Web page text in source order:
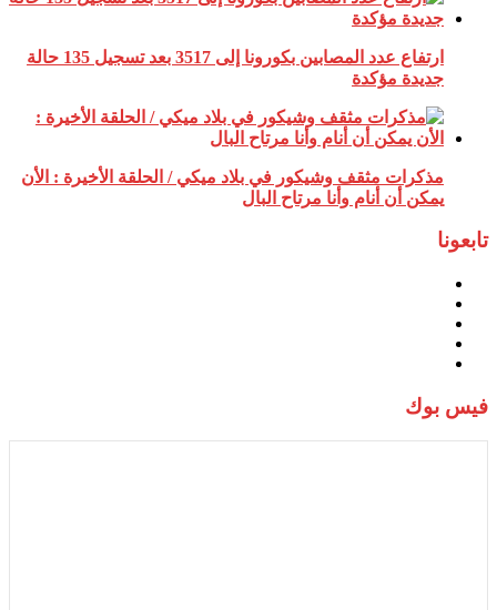
ارتفاع عدد المصابين بكورونا إلى 3517 بعد تسجيل 135 حالة
جديدة مؤكدة
مذكرات مثقف وشيكور في بلاد ميكي / الحلقة الأخيرة : الأن
يمكن أن أنام وأنا مرتاح البال
تابعونا
فيس بوك